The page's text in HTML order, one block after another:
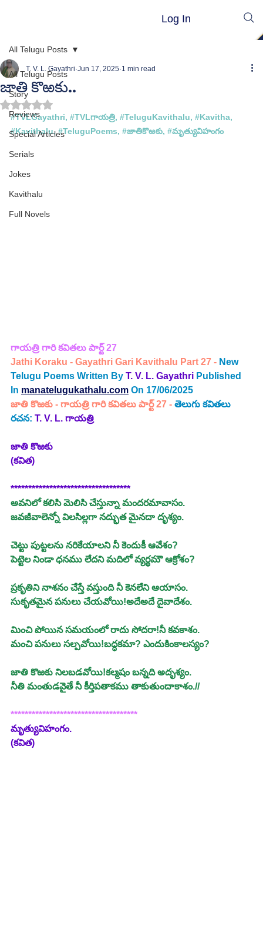
Log In
All Telugu Posts
Story
Reviews
Special Articles
Serials
Jokes
Kavithalu
Full Novels
All Telugu Posts
జాతి కొఱకు..
T. V. L. Gayathri Jun 17, 2025 1 min read
Rated NaN out of 5 stars.
#TVLGayathri, #TVLగాయత్రి, #TeluguKavithalu, #Kavitha,
#Kavithalu, #TeluguPoems, #జాతికొఱకు, #మృత్యువిహంగం
గాయత్రి గారి కవితలు పార్ట్ 27
Jathi Koraku - Gayathri Gari Kavithalu Part 27 - New
Telugu Poems Written By T. V. L. Gayathri Published
In manatelugukathalu.com On 17/06/2025
జాతి కొఱకు - గాయత్రి గారి కవితలు పార్ట్ 27 - తెలుగు కవితలు
రచన: T. V. L. గాయత్రి
జాతి కొఱకు
(కవిత)
**********************************
అవనిలో కలిసి మెలిసి చేస్తున్నా మందరమావాసం.
జవజీవాలెన్నో విలసిల్లగా నద్భుత మైనదా దృశ్యం.
చెట్టు పుట్టలను నరికేయాలని నీ కెందుకీ ఆవేశం?
పెట్టెల నిండా ధనము లేదని మదిలో వ్యర్థమౌ ఆక్రోశం?
ప్రకృతిని నాశనం చేస్తే వస్తుంది నీ కెనలేని ఆయాసం.
సుకృతమైన పనులు చేయవోయి!అదేఅదే దైవాదేశం.
మించి పోయిన సమయంలో రాదు సోదరా!నీ కవకాశం.
మంచి పనులు సల్పవోయి!బద్ధకమా? ఎందుకింకాలస్యం?
జాతి కొఱకు నిలబడవోయి!కల్మషం బన్నది అదృశ్యం.
నీతి మంతుడవైతే నీ కీర్తిపతాకము తాకుతుందాకాశం.//
************************************
మృత్యువిహంగం.
(కవిత)